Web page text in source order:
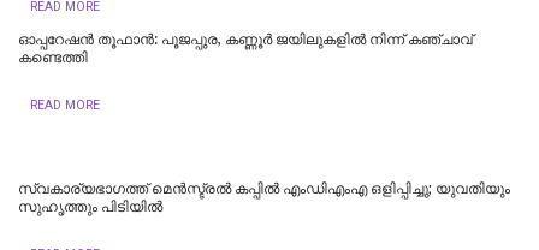
READ MORE
ഓപ്പറേഷൻ തൂഫാൻ: പൂജപ്പുര, കണ്ണൂർ ജയിലുകളിൽ നിന്ന് കഞ്ചാവ്
കണ്ടെത്തി
READ MORE
സ്വകാര്യഭാഗത്ത് മെൻസ്ട്രൽ കപ്പിൽ എംഡിഎംഎ ഒളിപ്പിച്ചു; യുവതിയും
സുഹൃത്തും പിടിയിൽ